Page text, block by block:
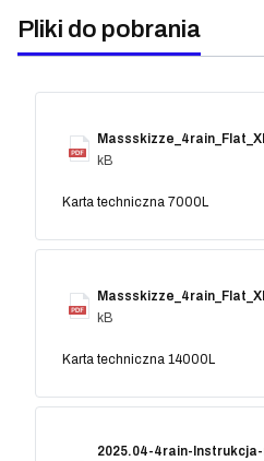
Pliki do pobrania
kB
Karta techniczna 7000L
kB
Karta techniczna 14000L
2025.04-4rain-